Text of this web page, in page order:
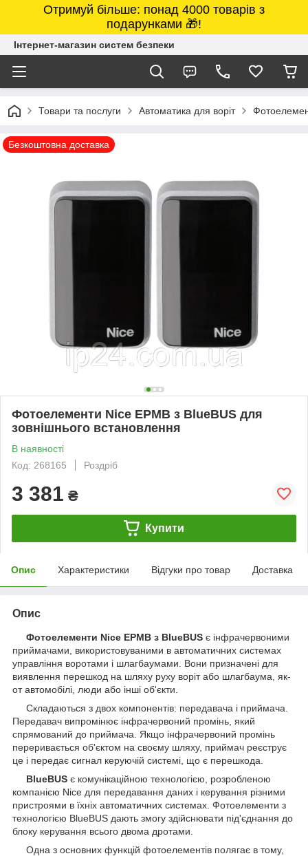
Отримуй більше: понад 4000 товарів з
подарунками 🎁!
Інтернет-магазин систем безпеки
Товари та послуги Автоматика для воріт
Безкоштовна доставка
Фотоелементи Nice EPMB з BlueBUS для
зовнішнього встановлення
В наявності
Код: 268165
Роздріб
3 381 ₴
Купити
Опис Характеристики Відгуки про товар Доставка
Опис
Фотоелементи Nice EPMB з BlueBUS є інфрачервоними
приймачами, використовуваними в автоматичних системах
управління воротами і шлагбаумами. Вони призначені для
виявлення перешкод на шляху руху воріт або шлагбаума, як-
от автомобілі, люди або інші об'єкти.
Складаються з двох компонентів: передавача і приймача.
Передавач випромінює інфрачервоний промінь, який
спрямований до приймача. Якщо інфрачервоний промінь
переривається об'єктом на своєму шляху, приймач реєструє
це і передає сигнал керуючій системі, що є перешкода.
BlueBUS є комунікаційною технологією, розробленою
компанією Nice для передавання даних і керування різними
пристроями в їхніх автоматичних системах. Фотоелементи з
технологією BlueBUS дають змогу здійснювати під'єднання до
блоку керування всього двома дротами.
Одна з основних функцій фотоелементів полягає в тому,